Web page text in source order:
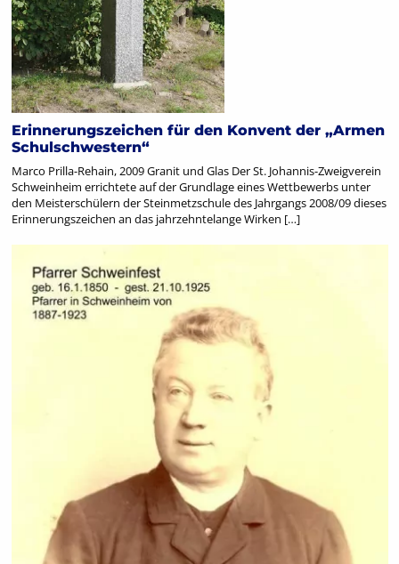
Erinnerungszeichen für den Konvent der „Armen
Schulschwestern“
Marco Prilla-Rehain, 2009 Granit und Glas Der St. Johannis-Zweigverein
Schweinheim errichtete auf der Grundlage eines Wettbewerbs unter
den Meisterschülern der Steinmetzschule des Jahrgangs 2008/09 dieses
Erinnerungszeichen an das jahrzehntelange Wirken […]